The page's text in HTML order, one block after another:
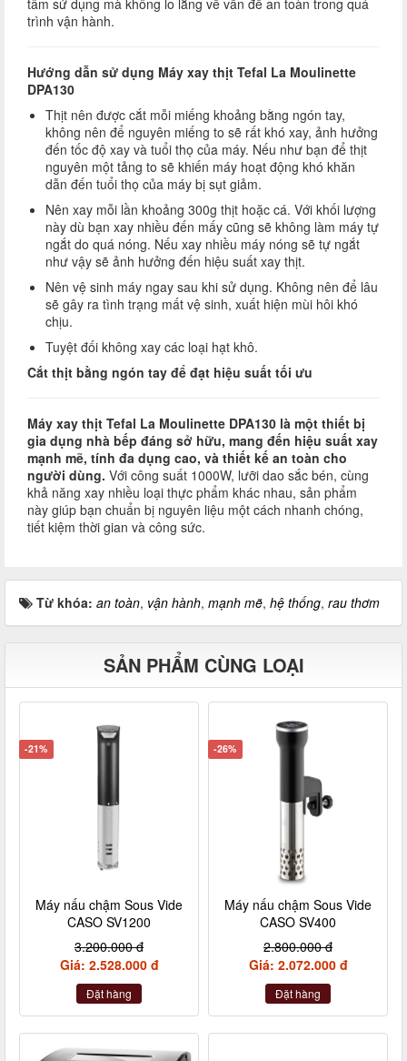
tâm sử dụng mà không lo lắng về vấn đề an toàn trong quá
trình vận hành.
Hướng dẫn sử dụng Máy xay thịt Tefal La Moulinette
DPA130
Thịt nên được cắt mỗi miếng khoảng bằng ngón tay,
không nên để nguyên miếng to sẽ rất khó xay, ảnh hưởng
đến tốc độ xay và tuổi thọ của máy. Nếu như bạn để thịt
nguyên một tảng to sẽ khiến máy hoạt động khó khăn
dẫn đến tuổi thọ của máy bị sụt giảm.
Nên xay mỗi lần khoảng 300g thịt hoặc cá. Với khối lượng
này dù bạn xay nhiều đến mấy cũng sẽ không làm máy tự
ngắt do quá nóng. Nếu xay nhiều máy nóng sẽ tự ngắt
như vậy sẽ ảnh hưởng đến hiệu suất xay thịt.
Nên vệ sinh máy ngay sau khi sử dụng. Không nên để lâu
sẽ gây ra tình trạng mất vệ sinh, xuất hiện mùi hôi khó
chịu.
Tuyệt đối không xay các loại hạt khô.
Cắt thịt bằng ngón tay để đạt hiệu suất tối ưu
Máy xay thịt Tefal La Moulinette DPA130 là một thiết bị
gia dụng nhà bếp đáng sở hữu, mang đến hiệu suất xay
mạnh mẽ, tính đa dụng cao, và thiết kế an toàn cho
người dùng. Với công suất 1000W, lưỡi dao sắc bén, cùng
khả năng xay nhiều loại thực phẩm khác nhau, sản phẩm
này giúp bạn chuẩn bị nguyên liệu một cách nhanh chóng,
tiết kiệm thời gian và công sức.
Từ khóa: an toàn, vận hành, mạnh mẽ, hệ thống, rau thơm
SẢN PHẨM CÙNG LOẠI
-21%
Máy nấu chậm Sous Vide
CASO SV1200
3.200.000 đ
Giá: 2.528.000 đ
Đặt hàng
-26%
Máy nấu chậm Sous Vide
CASO SV400
2.800.000 đ
Giá: 2.072.000 đ
Đặt hàng